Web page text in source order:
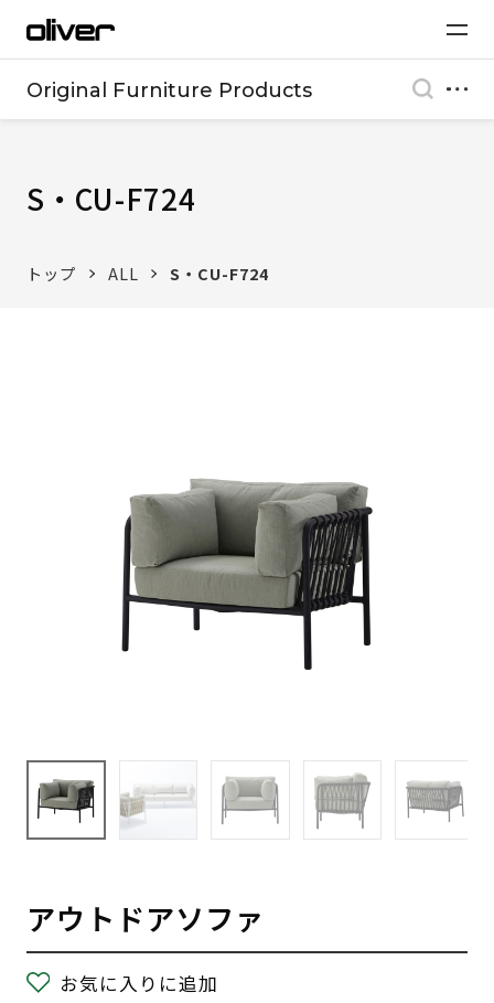
Original Furniture Products
S・CU-F724
トップ ALL S・CU-F724
アウトドアソファ
お気に入りに追加